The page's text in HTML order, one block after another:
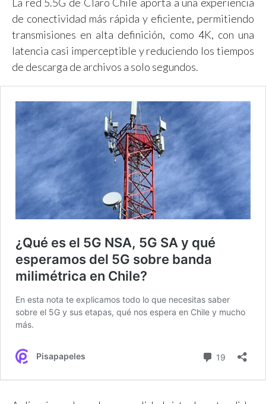
de conectividad más rápida y eficiente, permitiendo
transmisiones en alta definición, como 4K, con una
latencia casi imperceptible y reduciendo los tiempos
de descarga de archivos a solo segundos.